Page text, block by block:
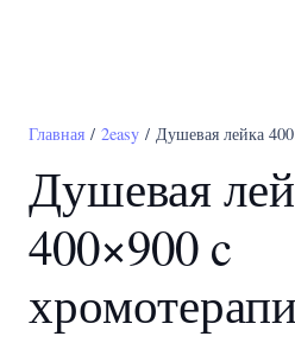
Главная / 2easy / Душевая лейка
Душевая
400×900 c